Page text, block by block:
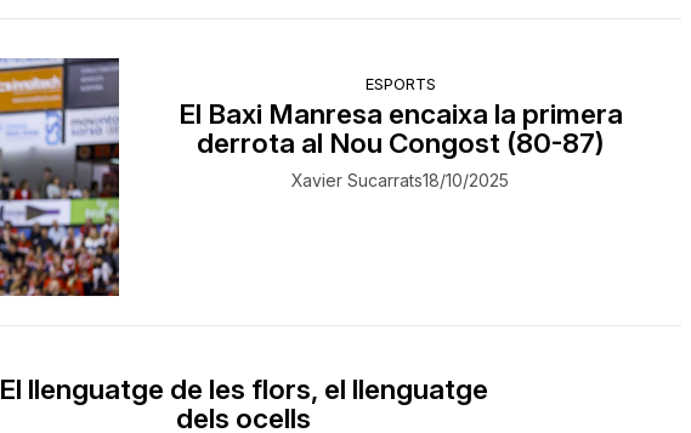
ESPORTS
El Baxi Manresa encaixa la primera
derrota al Nou Congost (80-87)
Xavier Sucarrats18/10/2025
El llenguatge de les flors, el llenguatge
dels ocells